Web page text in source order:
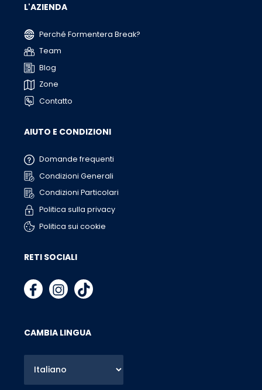
L'AZIENDA
Perché Formentera Break?
Team
Blog
Zone
Contatto
AIUTO E CONDIZIONI
Domande frequenti
Condizioni Generali
Condizioni Particolari
Politica sulla privacy
Politica sui cookie
RETI SOCIALI
CAMBIA LINGUA